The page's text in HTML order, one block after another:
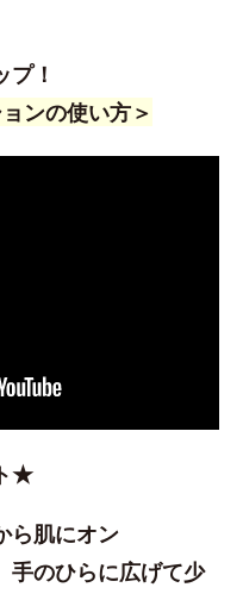
！
ンの使い方＞
★
肌にオン
手のひらに広げて少